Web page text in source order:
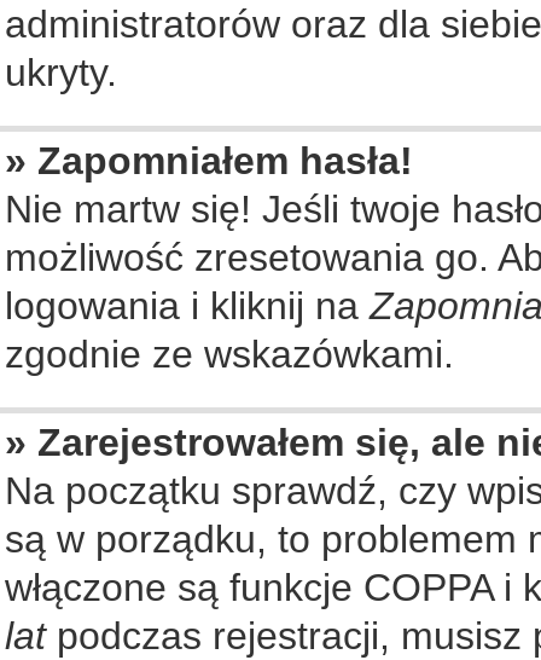
administratorów oraz dla
ukryty.
» Zapomniałem hasła!
Nie martw się! Jeśli twoje
możliwość zresetowania go.
logowania i kliknij na
zgodnie ze wskazówkami.
» Zarejestrowałem się, ale
Na początku sprawdź, czy
są w porządku, to problemem
włączone są funkcje COPPA i
latpodczas rejestracji, musisz